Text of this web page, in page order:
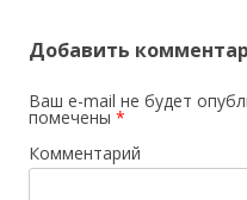
Добавить
Ваш e-mail не будет
помечены *
Комментарий